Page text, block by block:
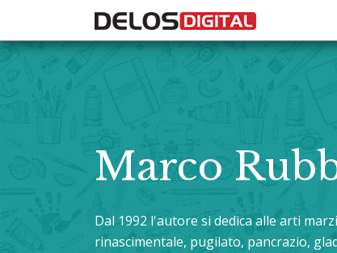
Marco
Dal 1992 l'autore si dedica alle arti
rinascimentale, pugilato, pancrazio,